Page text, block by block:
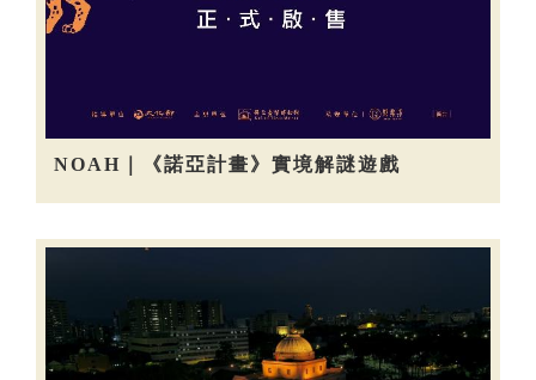
NOAH｜《諾亞計畫》實境解謎遊戲